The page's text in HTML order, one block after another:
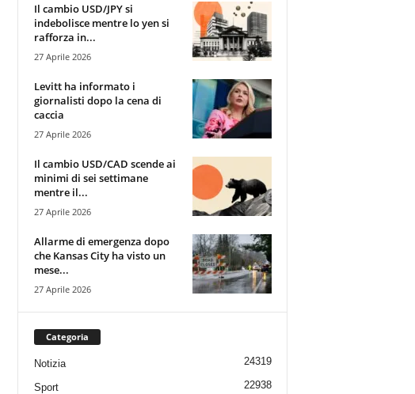
Il cambio USD/JPY si
indebolisce mentre lo yen si
rafforza in...
27 Aprile 2026
Levitt ha informato i
giornalisti dopo la cena di
caccia
27 Aprile 2026
Il cambio USD/CAD scende ai
minimi di sei settimane
mentre il...
27 Aprile 2026
Allarme di emergenza dopo
che Kansas City ha visto un
mese...
27 Aprile 2026
Categoria
Notizia 24319
Sport 22938